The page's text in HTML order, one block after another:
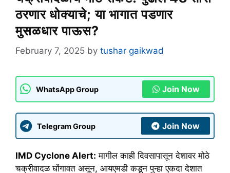
ठरणार धोक्याचे; या भागात पडणार
मुसळधार पाऊस?
February 7, 2025 by tushar gaikwad
WhatsApp Group Join Now
Telegram Group Join Now
IMD Cyclone Alert: मागील काही दिवसापासून देशावर मोठे
चक्रीवादळ घोंगावत असून, आयएमडी कडून पुन्हा एकदा देशात